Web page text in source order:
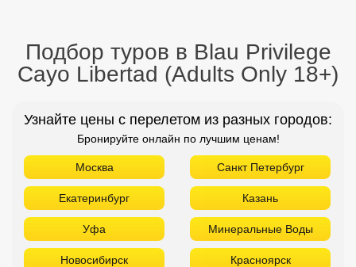
Подбор туров в Blau Privilege
Cayo Libertad (Adults Only 18+)
Узнайте цены с перелетом из разных городов:
Бронируйте онлайн по лучшим ценам!
Москва Санкт Петербург
Екатеринбург Казань
Уфа Минеральные Воды
Новосибирск Красноярск